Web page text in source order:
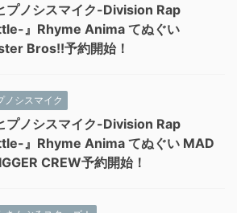
プノシスマイク-Division Rap
』Rhyme Anima てぬぐい
Bros!!予約開始！
ノシスマイク
プノシスマイク-Division Rap
』Rhyme Anima てぬぐい MAD
CREW予約開始！